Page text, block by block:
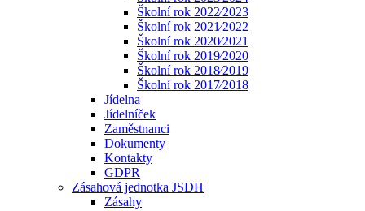
Školní rok 2022⁄2023
Školní rok 2021⁄2022
Školní rok 2020⁄2021
Školní rok 2019⁄2020
Školní rok 2018⁄2019
Školní rok 2017⁄2018
Jídelna
Jídelníček
Zaměstnanci
Dokumenty
Kontakty
GDPR
Zásahová jednotka JSDH
Zásahy